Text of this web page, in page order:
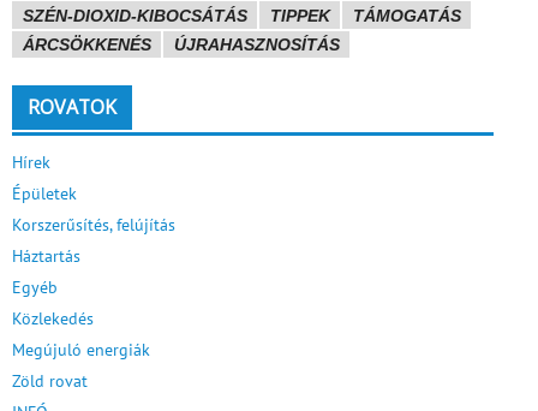
SZÉN-DIOXID-KIBOCSÁTÁS
TIPPEK
TÁMOGATÁS
ÁRCSÖKKENÉS
ÚJRAHASZNOSÍTÁS
ROVATOK
Hírek
Épületek
Korszerűsítés, felújítás
Háztartás
Egyéb
Közlekedés
Megújuló energiák
Zöld rovat